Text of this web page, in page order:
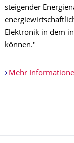
steigender
Elektronik in dem
können."
Mehr